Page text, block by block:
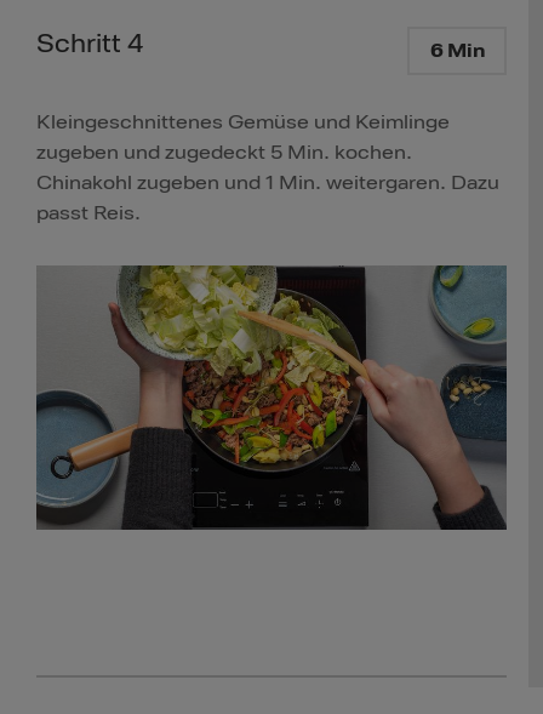
Schritt 4 6 Min
Kleingeschnittenes Gemüse und Keimlinge
zugeben und zugedeckt 5 Min. kochen.
Chinakohl zugeben und 1 Min. weitergaren. Dazu
passt Reis.